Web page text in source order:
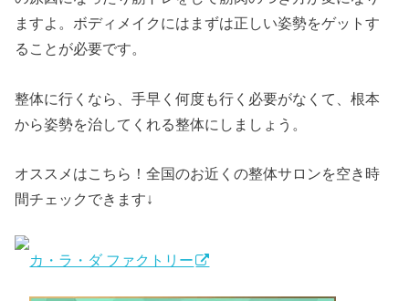
ますよ。ボディメイクにはまずは正しい姿勢をゲットす
ることが必要です。
整体に行くなら、手早く何度も行く必要がなくて、根本
から姿勢を治してくれる整体にしましょう。
オススメはこちら！全国のお近くの整体サロンを空き時
間チェックできます↓
カ・ラ・ダ ファクトリー